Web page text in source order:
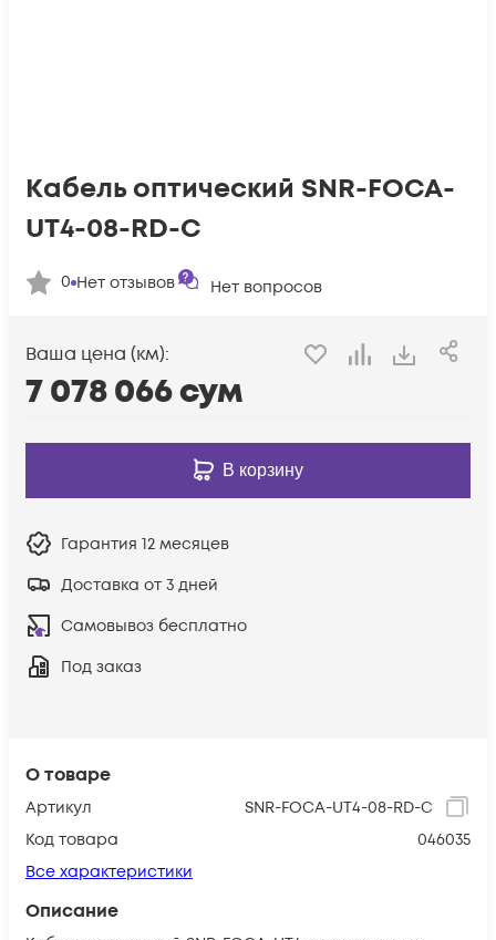
О товаре
Артикул
SNR-FOCA-UT4-08-RD-C
Код товара
046035
Все характеристики
Описание
Кабель оптический SNR-FOCA-
UT4-08-RD-C
0 Нет отзывов Нет вопросов
Ваша цена (км):
7 078 066сум
В корзину
Гарантия 12 месяцев
Доставка от 3 дней
Самовывоз бесплатно
Под заказ